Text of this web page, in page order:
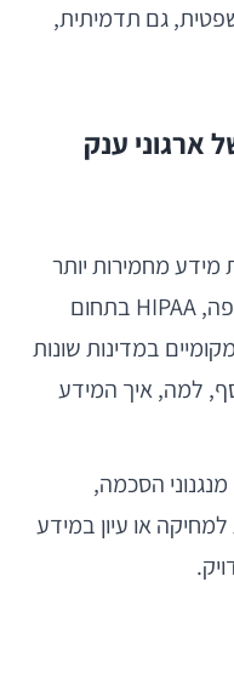
גם תדמיתית,
ארגוני ענק
מידע מחמירות יותר
מבעבר. תקנות כמו GDPR באירופה, HIPAA בתחום
במדינות שונות
למה, איך המידע
הסכמה,
או עיון במידע